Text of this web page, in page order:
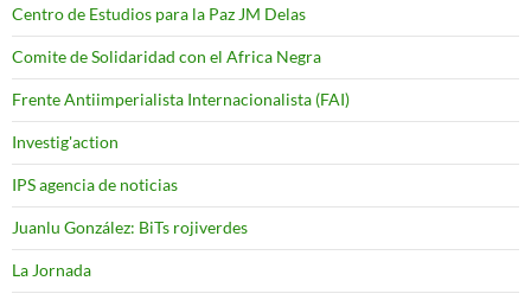
Centro de Estudios para la Paz JM Delas
Comite de Solidaridad con el Africa Negra
Frente Antiimperialista Internacionalista (FAI)
Investig'action
IPS agencia de noticias
Juanlu González: BiTs rojiverdes
La Jornada